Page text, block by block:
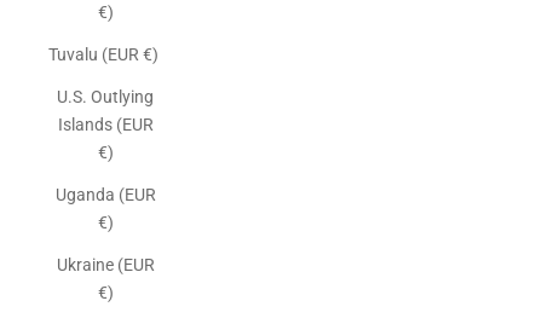
€)
Tuvalu (EUR €)
U.S. Outlying
Islands (EUR
€)
Uganda (EUR
€)
Ukraine (EUR
€)